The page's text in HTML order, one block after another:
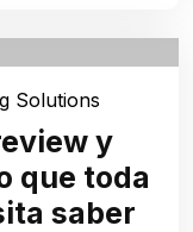
Solutions
y
que toda
saber